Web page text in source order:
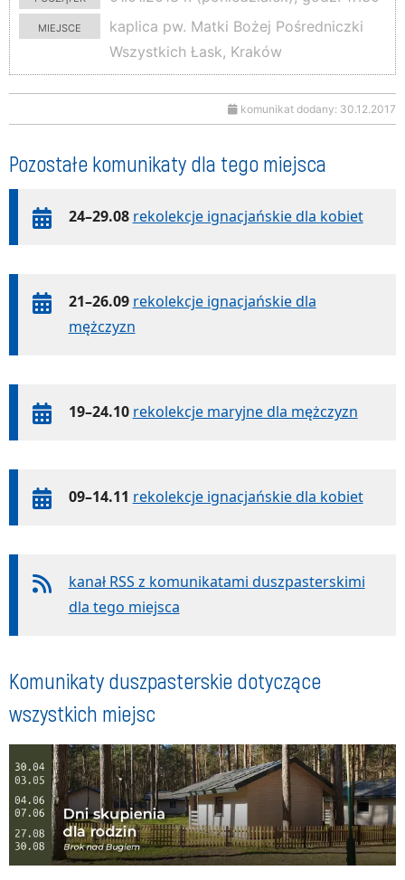
miejsce
kaplica pw. Matki Bożej Pośredniczki
Wszystkich Łask, Kraków
komunikat dodany: 30.12.2017
Pozostałe komunikaty dla tego miejsca
24–29.08 rekolekcje ignacjańskie dla kobiet
21–26.09 rekolekcje ignacjańskie dla
mężczyzn
19–24.10 rekolekcje maryjne dla mężczyzn
09–14.11 rekolekcje ignacjańskie dla kobiet
kanał RSS z komunikatami duszpasterskimi
dla tego miejsca
Komunikaty duszpasterskie dotyczące
wszystkich miejsc